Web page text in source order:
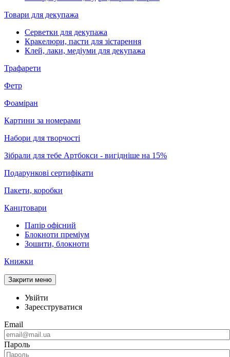
Товари для декупажа
Серветки для декупажа
Кракелюри, пасти для зістарення
Клей, лаки, медіуми для декупажа
Трафарети
Фетр
Фоаміран
Картини за номерами
Набори для творчості
Зібрали для тебе Артбокси - вигідніше на 15%
Подарункові сертифікати
Пакети, коробки
Канцтовари
Папір офісний
Блокноти преміум
Зошити, блокноти
Книжки
Закрити меню
Увійти
Зареєструватися
Email
Пароль